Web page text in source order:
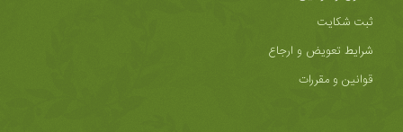
ثبت شکایت
شرایط تعویض و ارجاع
قوانین و مقررات